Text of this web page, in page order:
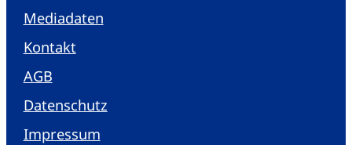
Mediadaten
Kontakt
AGB
Datenschutz
Impressum